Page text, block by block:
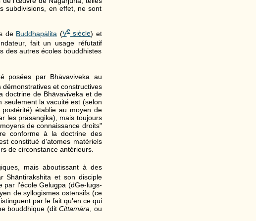
subdivisions, en effet, ne sont
de Buddhapālita (Vesiècle) et
fait un usage réfutatif
des autres écoles bouddhistes
posées par Bhāvaviveka au
et constructives
doctrine de Bhāvaviveka et de
seulement la vacuité est (selon
établie au moyen de
les prāsangika), mais toujours
de connaissance droits"
conforme à la doctrine des
constitué d'atomes matériels
de circonstance antérieurs.
mais aboutissant à des
Shāntirakshita et son disciple
par l'école Gelugpa (dGe-lugs-
de syllogismes ostensifs (ce
par le fait qu'en ce qui
bouddhique (ditCittamāra , ou